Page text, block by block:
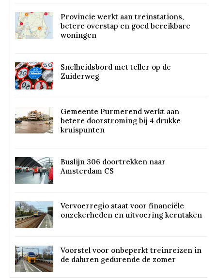
Provincie werkt aan treinstations,
betere overstap en goed bereikbare
woningen
Snelheidsbord met teller op de
Zuiderweg
Gemeente Purmerend werkt aan
betere doorstroming bij 4 drukke
kruispunten
Buslijn 306 doortrekken naar
Amsterdam CS
Vervoerregio staat voor financiële
onzekerheden en uitvoering kerntaken
Voorstel voor onbeperkt treinreizen in
de daluren gedurende de zomer